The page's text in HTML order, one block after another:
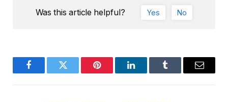
Was this article helpful? Yes No
FacebookTwitter Pinterest LinkedInTumblr Email